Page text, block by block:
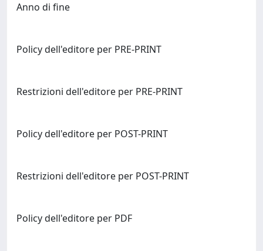
Anno di fine
Policy dell'editore per PRE-PRINT
Restrizioni dell'editore per PRE-PRINT
Policy dell'editore per POST-PRINT
Restrizioni dell'editore per POST-PRINT
Policy dell'editore per PDF